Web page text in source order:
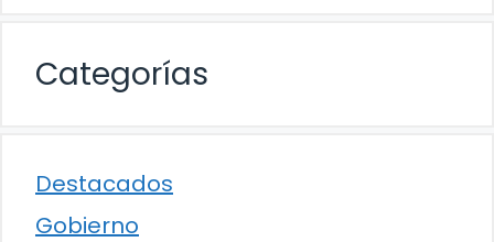
Categorías
Destacados
Gobierno